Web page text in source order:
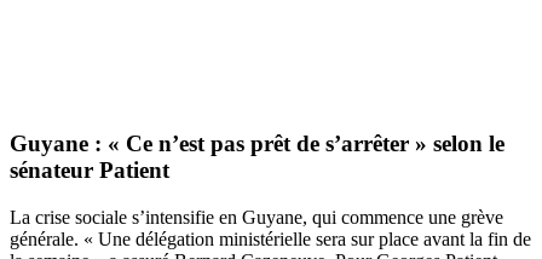
Guyane : « Ce n’est pas prêt de s’arrêter » selon le
sénateur Patient
La crise sociale s’intensifie en Guyane, qui commence une grève
générale. « Une délégation ministérielle sera sur place avant la fin de